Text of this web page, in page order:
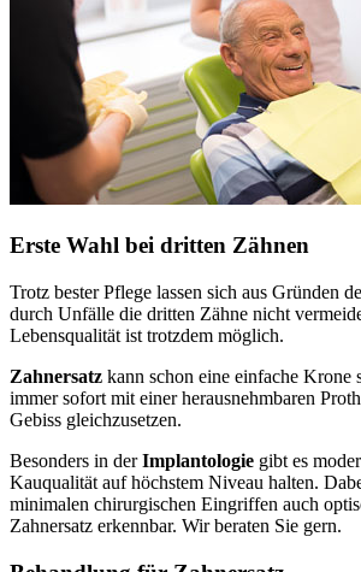
Erste Wahl bei dritten Zähnen
Trotz bester Pflege lassen sich aus Gründen
durch Unfälle die dritten Zähne nicht
Lebensqualität ist trotzdem möglich.
Zahnersatz kann schon eine einfache Krone
immer sofort mit einer herausnehmbaren
Gebiss gleichzusetzen.
Besonders in derImplantologie gibt es
Kauqualität auf höchstem Niveau halten.
minimalen chirurgischen Eingriffen auch
Zahnersatz erkennbar. Wir beraten Sie gern.